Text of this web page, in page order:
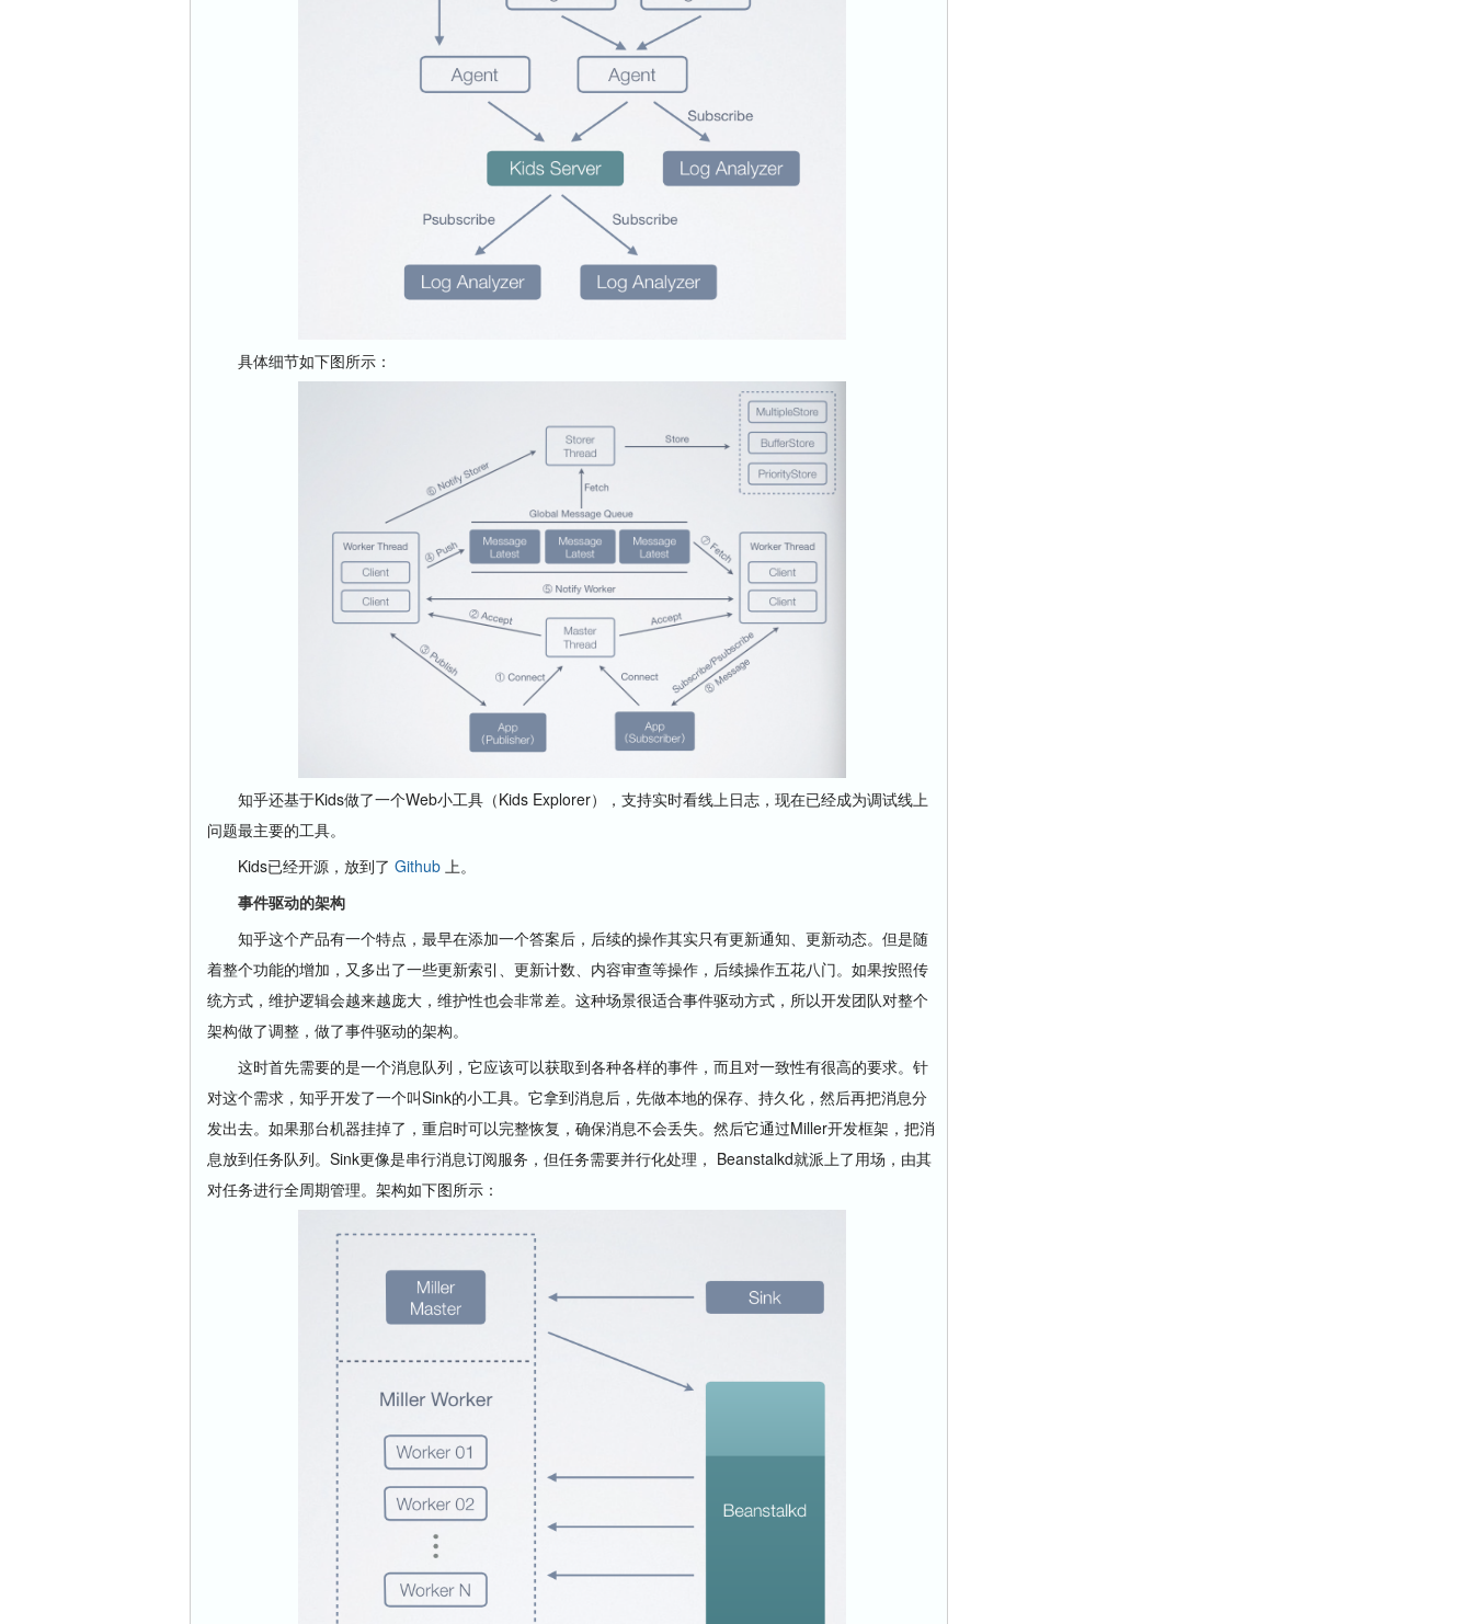
具体细节如下图所示：
知乎还基于Kids做了一个Web小工具（Kids Explorer），支持实时看线上日志，现在已经成为调试线上
问题最主要的工具。
Kids已经开源，放到了 Github 上。
事件驱动的架构
知乎这个产品有一个特点，最早在添加一个答案后，后续的操作其实只有更新通知、更新动态。但是随
着整个功能的增加，又多出了一些更新索引、更新计数、内容审查等操作，后续操作五花八门。如果按照传
统方式，维护逻辑会越来越庞大，维护性也会非常差。这种场景很适合事件驱动方式，所以开发团队对整个
架构做了调整，做了事件驱动的架构。
这时首先需要的是一个消息队列，它应该可以获取到各种各样的事件，而且对一致性有很高的要求。针
对这个需求，知乎开发了一个叫Sink的小工具。它拿到消息后，先做本地的保存、持久化，然后再把消息分
发出去。如果那台机器挂掉了，重启时可以完整恢复，确保消息不会丢失。然后它通过Miller开发框架，把消
息放到任务队列。Sink更像是串行消息订阅服务，但任务需要并行化处理， Beanstalkd就派上了用场，由其
对任务进行全周期管理。架构如下图所示：